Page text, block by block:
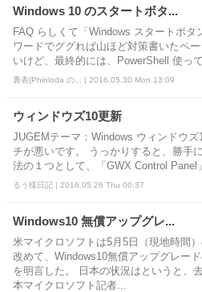
Windows 10 のスタートボタ...
FAQ らしくて「Windows スタートボ
ワードでググれば山ほど対策書いたペ
いけど、最終的には、PowerShell 使っ
裏表(Phinloda の... | 2016.05.30 Mon 13:09
ウィンドウズ10更新
JUGEMテーマ：Windows ウィンドウ
チが悪いです。 うっかりすると、勝手
法の１つとして、「GWX Control Panel
るう様日記 | 2016.05.26 Thu 00:37
Windows10 無償アップグレ...
米マイクロソフトは5月5日（現地時間
改めて、Windows10無償アップグレー
を明言した。 日本の状況はというと、
本マイクロソフト記者...